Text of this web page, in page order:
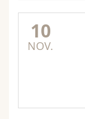
10
NOV.